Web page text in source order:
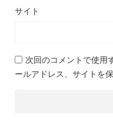
サイト
次回のコメントで使用
ールアドレス、サイトを保